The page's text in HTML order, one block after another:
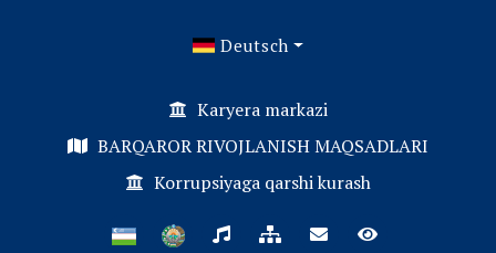
Deutsch
Karyera markazi
BARQAROR RIVOJLANISH MAQSADLARI
Korrupsiyaga qarshi kurash